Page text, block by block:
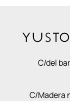
C/del
C/Madera